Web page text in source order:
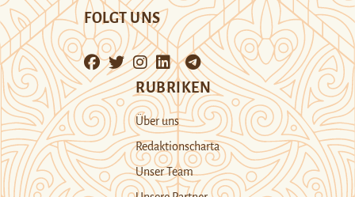
FOLGT UNS
RUBRIKEN
Über uns
Redaktionscharta
Unser Team